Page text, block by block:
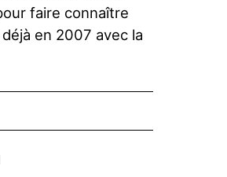
faire connaître
en 2007 avec la